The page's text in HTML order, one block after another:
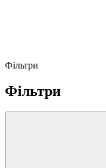
Фільтри
Фільтри